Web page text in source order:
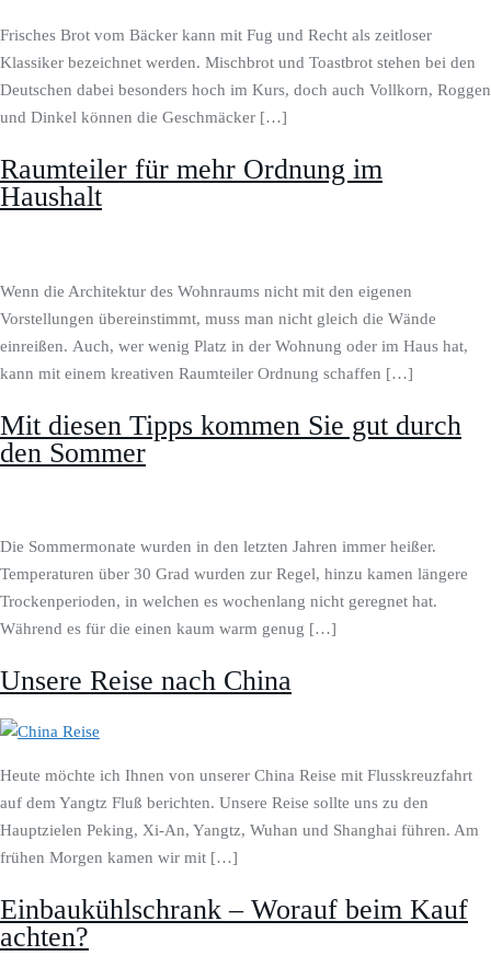
Frisches Brot vom Bäcker kann mit Fug und Recht als zeitloser
Klassiker bezeichnet werden. Mischbrot und Toastbrot stehen bei den
Deutschen dabei besonders hoch im Kurs, doch auch Vollkorn, Roggen
und Dinkel können die Geschmäcker […]
Raumteiler für mehr Ordnung im
Haushalt
Wenn die Architektur des Wohnraums nicht mit den eigenen
Vorstellungen übereinstimmt, muss man nicht gleich die Wände
einreißen. Auch, wer wenig Platz in der Wohnung oder im Haus hat,
kann mit einem kreativen Raumteiler Ordnung schaffen […]
Mit diesen Tipps kommen Sie gut durch
den Sommer
Die Sommermonate wurden in den letzten Jahren immer heißer.
Temperaturen über 30 Grad wurden zur Regel, hinzu kamen längere
Trockenperioden, in welchen es wochenlang nicht geregnet hat.
Während es für die einen kaum warm genug […]
Unsere Reise nach China
Heute möchte ich Ihnen von unserer China Reise mit Flusskreuzfahrt
auf dem Yangtz Fluß berichten. Unsere Reise sollte uns zu den
Hauptzielen Peking, Xi-An, Yangtz, Wuhan und Shanghai führen. Am
frühen Morgen kamen wir mit […]
Einbaukühlschrank – Worauf beim Kauf
achten?